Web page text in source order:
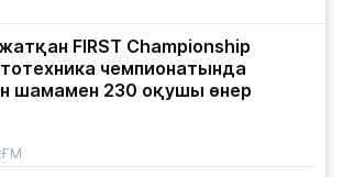
FIRST Championship
чемпионатында
шамамен 230 оқушы өнер